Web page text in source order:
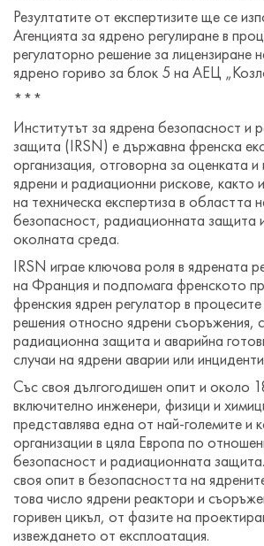
Резултатите от експертизите ще се
Агенцията за ядрено регулиране в
регулаторно решение за лицензиране
ядрено гориво за блок 5 на АЕЦ
***
Институтът за ядрена безопасност и
защита (IRSN) е държавна френска
организация, отговорна за оценката и
ядрени и радиационни рискове, както
на техническа експертиза в областта
безопасност, радиационната защита
околната среда.
IRSN играе ключова роля в ядрената
на Франция и подпомага френското
френския ядрен регулатор в
решения относно ядрени съоръжения,
радиационна защита и аварийна
случаи на ядрени аварии или
Със своя дългогодишен опит и около
включително инженери, физици и
представлява една от най-големите и
организации в цяла Европа по
безопасност и радиационната
своя опит в безопасността на
това число ядрени реактори и
горивен цикъл, от фазите на
извеждането от експлоатация.